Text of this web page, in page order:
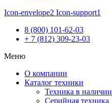
Icon-envelope2 Icon-support1
8 (800) 101-62-03
+ 7 (812) 309-23-03
Меню
О компании
Каталог техники
Техника в наличии
Серийная техника